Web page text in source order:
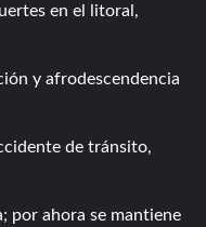
en el litoral,
y afrodescendencia
de tránsito,
por ahora se mantiene